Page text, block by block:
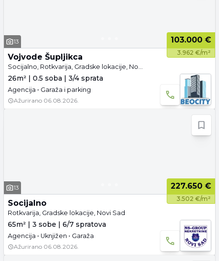
13 103.000 €
3.962 €/m²
Vojvode Šupljikca
Socijalno, Rotkvarija, Gradske lokacije, Novi Sad
26m² | 0.5 soba | 3/4 sprata
Agencija • Garaža i parking
Ažurirano 06.08.2026.
13 227.650 €
3.502 €/m²
Socijalno
Rotkvarija, Gradske lokacije, Novi Sad
65m² | 3 sobe | 6/7 spratova
Agencija • Uknjižen • Garaža
Ažurirano 06.08.2026.